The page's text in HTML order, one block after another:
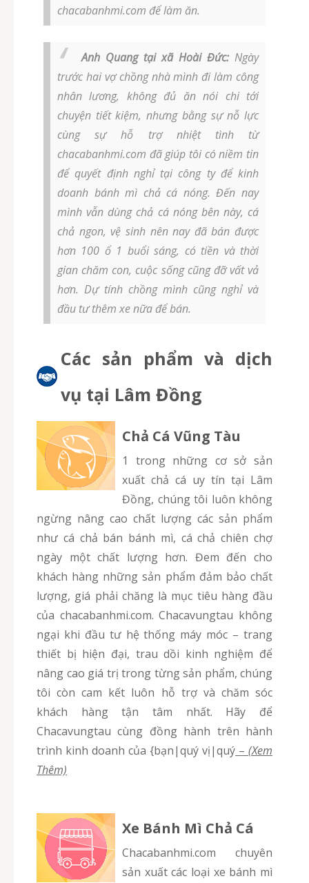
chacabanhmi.com để làm ăn.
Anh Quang tại xã Hoài Đức: Ngày
trước hai vợ chồng nhà mình đi làm công
nhân lương, không đủ ăn nói chi tới
chuyện tiết kiệm, nhưng bằng sự nỗ lực
cùng sự hỗ trợ nhiệt tình từ
chacabanhmi.com đã giúp tôi có niềm tin
để quyết định nghỉ tại công ty để kinh
doanh bánh mì chả cá nóng. Đến nay
mình vẫn dùng chả cá nóng bên này, cá
chả ngon, vệ sinh nên nay đã bán được
hơn 100 ổ 1 buổi sáng, có tiền và thời
gian chăm con, cuộc sống cũng đỡ vất vả
hơn. Dự tính chồng mình cũng nghỉ và
đầu tư thêm xe nữa để bán.
Các sản phẩm và dịch
vụ tại Lâm Đồng
Chả Cá Vũng Tàu
1 trong những cơ sở sản
xuất chả cá uy tín tại Lâm
Đồng, chúng tôi luôn không
ngừng nâng cao chất lượng các sản phẩm
như cá chả bán bánh mì, cá chả chiên chợ
ngày một chất lượng hơn. Đem đến cho
khách hàng những sản phẩm đảm bảo chất
lượng, giá phải chăng là mục tiêu hàng đầu
của chacabanhmi.com. Chacavungtau không
ngại khi đầu tư hệ thống máy móc – trang
thiết bị hiện đại, trau dồi kinh nghiệm để
nâng cao giá trị trong từng sản phẩm, chúng
tôi còn cam kết luôn hỗ trợ và chăm sóc
khách hàng tận tâm nhất. Hãy để
Chacavungtau cùng đồng hành trên hành
trình kinh doanh của {bạn|quý vị|quý – (Xem
Thêm)
Xe Bánh Mì Chả Cá
chacabanhmi.com chuyên
sản xuất các loại xe bánh mì